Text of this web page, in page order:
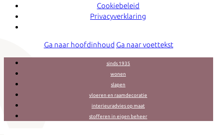
Cookiebeleid
Privacyverklaring
Ga naar hoofdinhoud Ga naar voettekst
sinds 1935
wonen
slapen
vloeren en raamdecoratie
interieuradvies op maat
stofferen in eigen beheer